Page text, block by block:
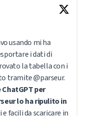
usando mi ha
i dati di
la tabella con i
per
lo ha ripulito in
facili da scaricare in